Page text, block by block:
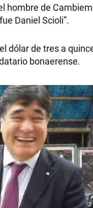
hombre de
Daniel Scioli”.
de tres a
bonaerense.